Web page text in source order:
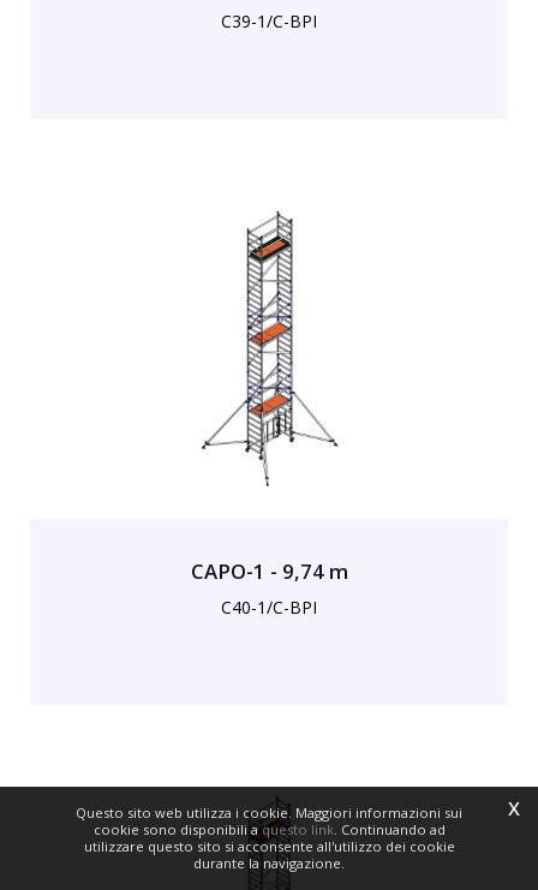
C39-1/C-BPI
CAPO-1 - 9,74 m
C40-1/C-BPI
x
Questo sito web utilizza i cookie. Maggiori informazioni sui
cookie sono disponibili aquesto link. Continuando ad
utilizzare questo sito si acconsente all'utilizzo dei cookie
durante la navigazione.